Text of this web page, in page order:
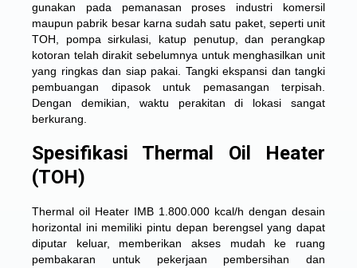
gunakan pada pemanasan proses industri komersil
maupun pabrik besar karna sudah satu paket, seperti unit
TOH, pompa sirkulasi, katup penutup, dan perangkap
kotoran telah dirakit sebelumnya untuk menghasilkan unit
yang ringkas dan siap pakai. Tangki ekspansi dan tangki
pembuangan dipasok untuk pemasangan terpisah.
Dengan demikian, waktu perakitan di lokasi sangat
berkurang.
Spesifikasi Thermal Oil Heater
(TOH)
Thermal oil Heater IMB 1.800.000 kcal/h dengan desain
horizontal ini memiliki pintu depan berengsel yang dapat
diputar keluar, memberikan akses mudah ke ruang
pembakaran untuk pekerjaan pembersihan dan